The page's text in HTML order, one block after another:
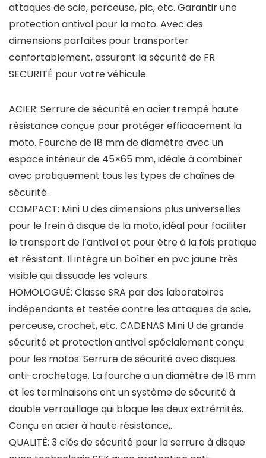
attaques de scie, perceuse, pic, etc. Garantir une
protection antivol pour la moto. Avec des
dimensions parfaites pour transporter
confortablement, assurant la sécurité de FR
SECURITÉ pour votre véhicule.
ACIER: Serrure de sécurité en acier trempé haute
résistance conçue pour protéger efficacement la
moto. Fourche de 18 mm de diamètre avec un
espace intérieur de 45×65 mm, idéale à combiner
avec pratiquement tous les types de chaînes de
sécurité.
COMPACT: Mini U des dimensions plus universelles
pour le frein à disque de la moto, idéal pour faciliter
le transport de l’antivol et pour être à la fois pratique
et résistant. Il intègre un boîtier en pvc jaune très
visible qui dissuade les voleurs.
HOMOLOGUÉ: Classe SRA par des laboratoires
indépendants et testée contre les attaques de scie,
perceuse, crochet, etc. CADENAS Mini U de grande
sécurité et protection antivol spécialement conçu
pour les motos. Serrure de sécurité avec disques
anti-crochetage. La fourche a un diamètre de 18 mm
et les terminaisons ont un système de sécurité à
double verrouillage qui bloque les deux extrémités.
Conçu en acier à haute résistance,.
QUALITÉ: 3 clés de sécurité pour la serrure à disque